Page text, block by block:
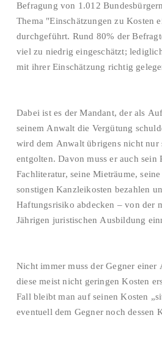
Befragung von 1.012
Thema "Einschätzungen zu Kosten
durchgeführt. Rund 80% der
viel zu niedrig eingeschätzt;
mit ihrer Einschätzung richtig
Dabei ist es der Mandant, der als
seinem Anwalt die Vergütung
wird dem Anwalt übrigens nicht nur
entgolten. Davon muss er auch sein
Fachliteratur, seine Mieträume,
sonstigen Kanzleikosten bezahlen
Haftungsrisiko abdecken – von der
Jährigen juristischen Ausbildung
Nicht immer muss der Gegner einer
diese meist nicht geringen Kosten
Fall bleibt man auf seinen Kosten
eventuell dem Gegner noch dessen